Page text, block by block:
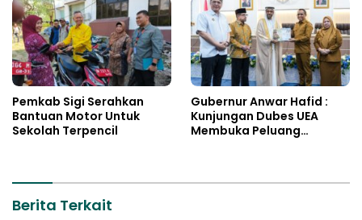
Pemkab Sigi Serahkan
Bantuan Motor Untuk
Sekolah Terpencil
Gubernur Anwar Hafid :
Kunjungan Dubes UEA
Membuka Peluang
Berita Terkait